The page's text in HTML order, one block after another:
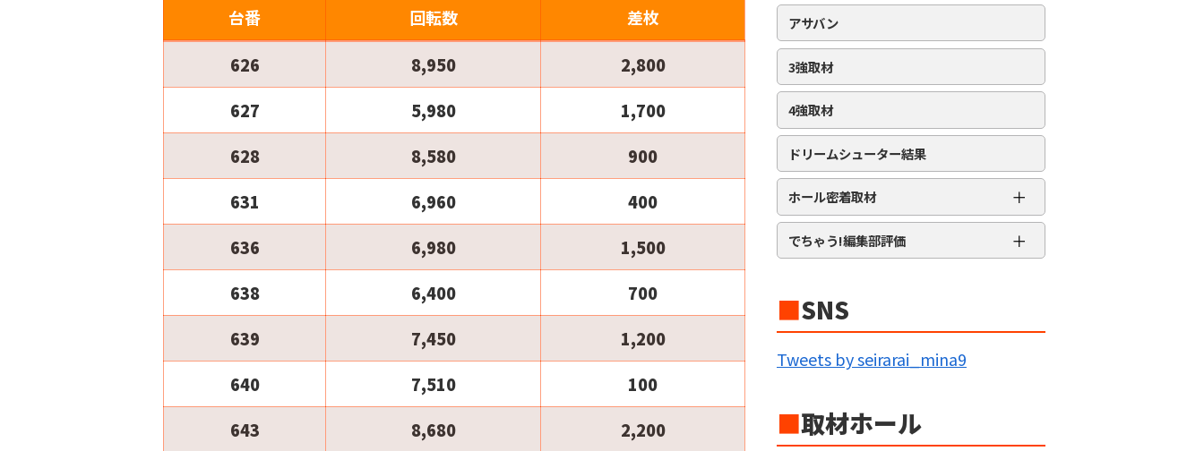
台番 回転数 差枚
626 8,950
2,800
627
5,980
1,700
628
8,580
900
631
6,960
400
636
6,980
1,500
638
6,400
700
639
7,450
1,200
640
7,510
100
643
8,680
2,200
アサバン
3強取材
4強取材
ドリームシューター結果
ホール密着取材 ＋
APRO流星群取材
三大天
久留米ジャック
BIG BANG
回胴の極意
WANTED WONDERLAND
ギガスラッシュ
でちゃう!編集部評価 ＋
★★★★
★★★
★★
■SNS
Tweets by seirarai_mina9
■取材ホール